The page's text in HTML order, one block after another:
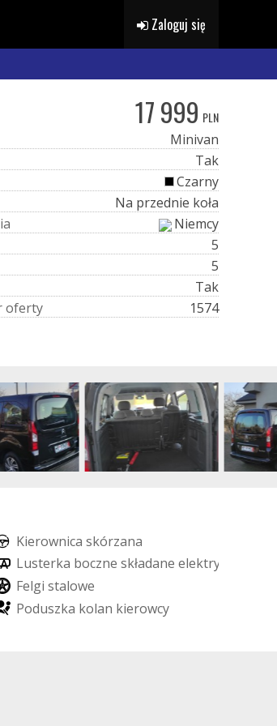
Zaloguj się
17 999 PLN
Minivan
Tak
Czarny
Na przednie koła
ia
Niemcy
5
5
Tak
oferty 1574
Kierownica skórzana
Lusterka boczne składane elektry
Felgi stalowe
Poduszka kolan kierowcy